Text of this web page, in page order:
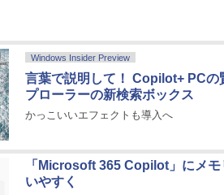
Windows Insider Preview
言葉で説明して！ Copilot+ PCの
プローラーの新検索ボックス
かっこいいエフェクトも導入へ
「Microsoft 365 Copilot」にメ
いやすく